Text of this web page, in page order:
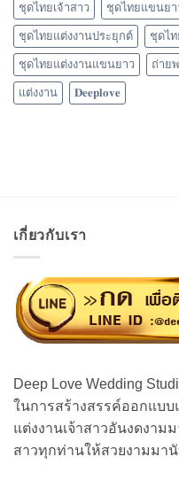
ชุดไทยเจ้าสาว ชุดไทยแขนยา
ชุดไทยแต่งงานประยุกต์ ชุดไ
ชุดไทยแต่งงานแขนยาว ถ่าย
แต่งงาน 𝐃𝐞𝐞𝐩𝐥𝐨𝐯𝐞
เกี่ยวกับเรา
Deep Love Wedding
ในการสร้างสรรค์ออกแบ
แต่งงานเจ้าสาวอันงดงาม
สาวทุกท่านให้สวยงามมา